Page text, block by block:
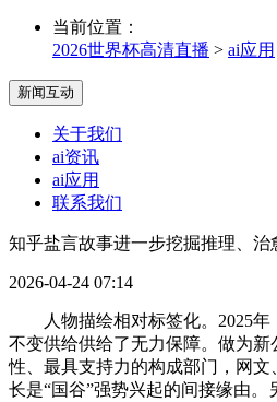
当前位置：
2026世界杯高清直播 > ai应用
新闻互动
关于我们
ai资讯
ai应用
联系我们
知乎盐言故事进一步挖掘推理、治
2026-04-24 07:14
人物描绘相对标签化。2025年
不变供给供给了无力保障。做为
性、最具支持力的构成部门，网
长是“国谷”强势兴起的间接缘由。